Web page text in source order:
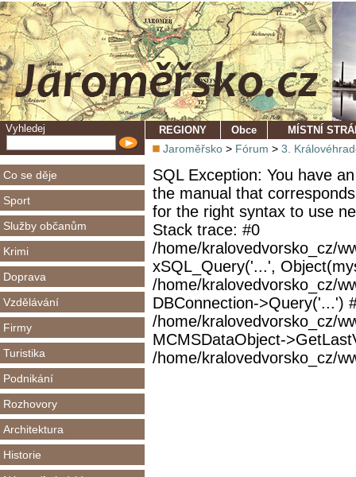
Vyhledej
Co se děje
Sport
Služby občanům
Krimi
Doprava
Vzdělávání
Firmy
Turistika
Podnikání
Rozhovory
Architektura
Historie
REGIONY Obce MÍSTNÍ
Jaroměřsko > Fórum > 3.
SQL Exception: You have
the manual that
for the right syntax to use
Stack trace: #0
/home/kralovedvorsko_cz/
xSQL_Query('...',
/home/kralovedvorsko_cz/
DBConnection->Query('...')
/home/kralovedvorsko_cz/
MCMSDataObject-
/home/kralovedvorsko_cz/